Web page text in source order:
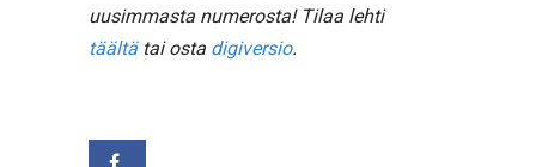
uusimmasta numerosta! Tilaa lehti
täältätai osta digiversio.